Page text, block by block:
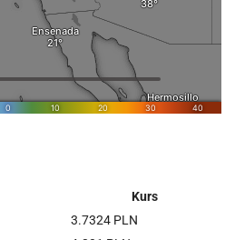
Kurs
3.7324 PLN